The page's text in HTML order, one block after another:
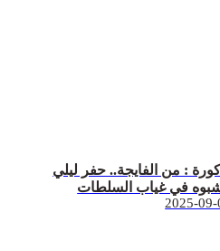
: من الفايجة.. حفر ليلي
في غياب السلطات
2025-09-